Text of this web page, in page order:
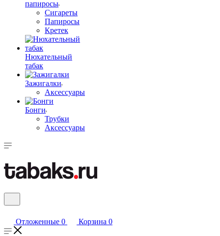
папиросы
Сигареты
Папиросы
Кретек
Нюхательный
табак
Зажигалки
Аксессуары
Бонги
Трубки
Аксессуары
Отложенные 0 Корзина 0